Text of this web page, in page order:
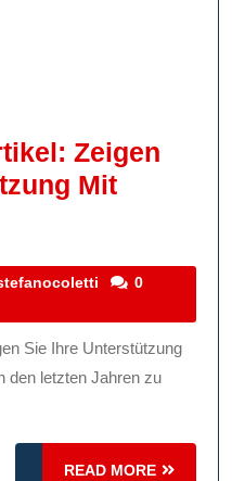
Zeigen
Mit
stefanocoletti
0
den letzten Jahren zu
READ MORE
READ